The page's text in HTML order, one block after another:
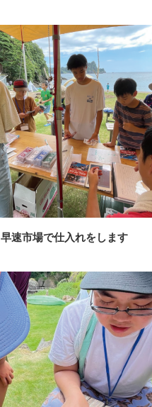
早速市場で仕入れをします